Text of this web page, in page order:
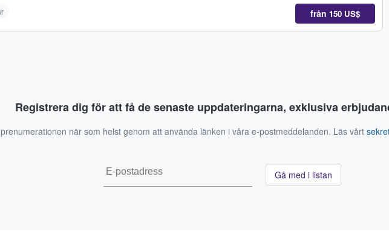
från 150 US$
Registrera dig för att få de senaste uppdateringarna, exklusiva
när som helst genom att använda länken i våra e-postmeddelanden. Läs vårt
Gå med i listan